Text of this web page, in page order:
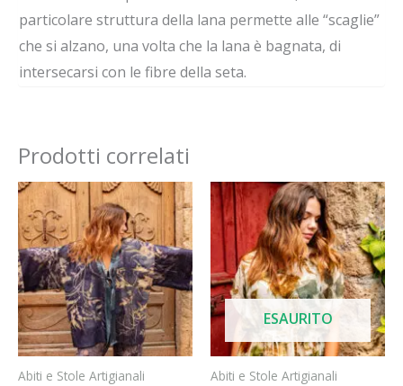
particolare struttura della lana permette alle “scaglie”
che si alzano, una volta che la lana è bagnata, di
intersecarsi con le fibre della seta.
Prodotti correlati
Abiti e Stole Artigianali
ESAURITO
Abiti e Stole Artigianali